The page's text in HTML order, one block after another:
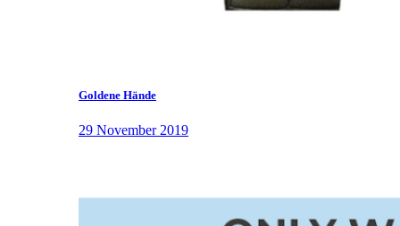
Goldene Hände
29 November 2019